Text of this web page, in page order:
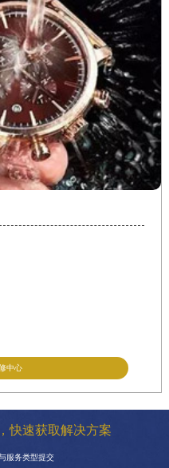
中心
快速获取解决方案
服务类型提交